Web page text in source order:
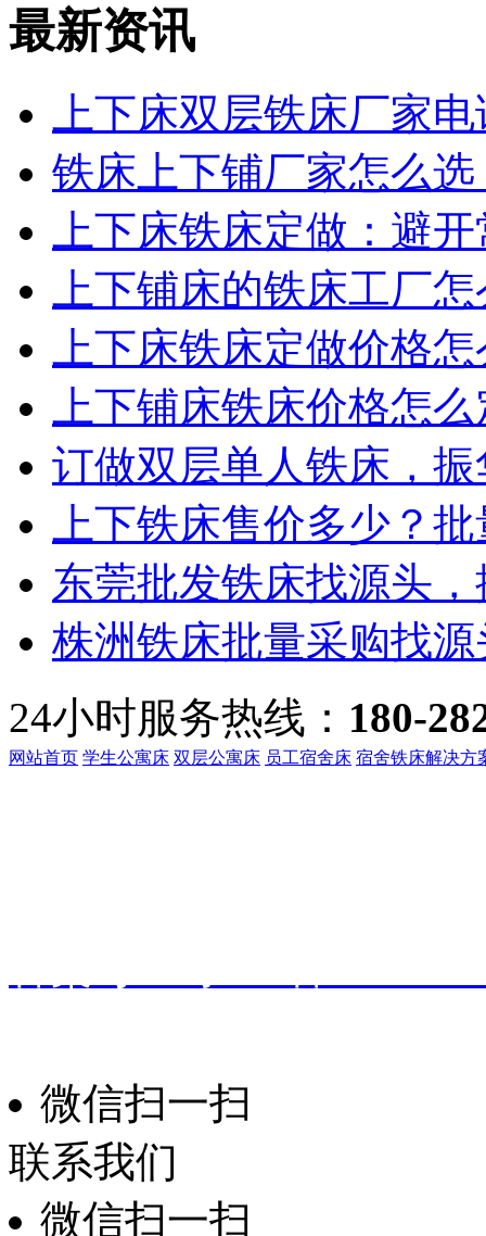
最新资讯
上下床双层铁床厂家
铁床上下铺厂家怎么
上下床铁床定做：避
上下铺床的铁床工厂
上下床铁床定做价格
上下铺床铁床价格怎
订做双层单人铁床，
上下铁床售价多少？
东莞批发铁床找源头
株洲铁床批量采购找
24小时服务热线： 180-
网站首页 学生公寓床 双层公寓床 员工宿舍床 宿舍铁床解决方
微信扫一扫
联系我们
微信扫一扫